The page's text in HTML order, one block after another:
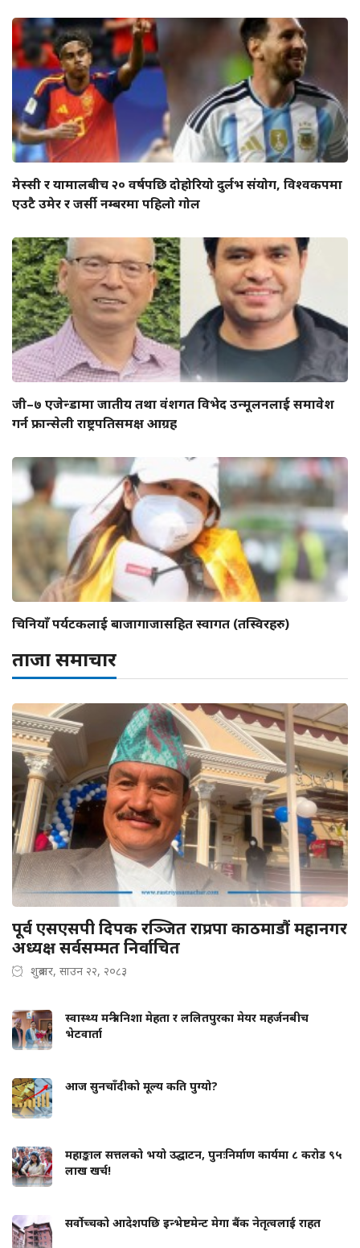
मेस्सी र यामालबीच २० वर्षपछि दोहोरियो दुर्लभ संयोग, विश्वकपमा
एउटै उमेर र जर्सी नम्बरमा पहिलो गोल
जी–७ एजेन्डामा जातीय तथा वंशगत विभेद उन्मूलनलाई समावेश
गर्न फ्रान्सेली राष्ट्रपतिसमक्ष आग्रह
चिनियाँ पर्यटकलाई बाजागाजासहित स्वागत (तस्विरहरु)
ताजा समाचार
पूर्व एसएसपी दिपक रञ्जित राप्रपा काठमाडौं महानगर
अध्यक्ष सर्वसम्मत निर्वाचित
शुक्रबार, साउन २२, २०८३
स्वास्थ्य मन्त्री निशा मेहता र ललितपुरका मेयर महर्जनबीच
भेटवार्ता
आज सुनचाँदीको मूल्य कति पुग्यो?
महाङ्काल सत्तलको भयो उद्घाटन, पुनःनिर्माण कार्यमा ८ करोड ९५
लाख खर्च!
सर्वोच्चको आदेशपछि इन्भेष्टमेन्ट मेगा बैंक नेतृत्वलाई राहत